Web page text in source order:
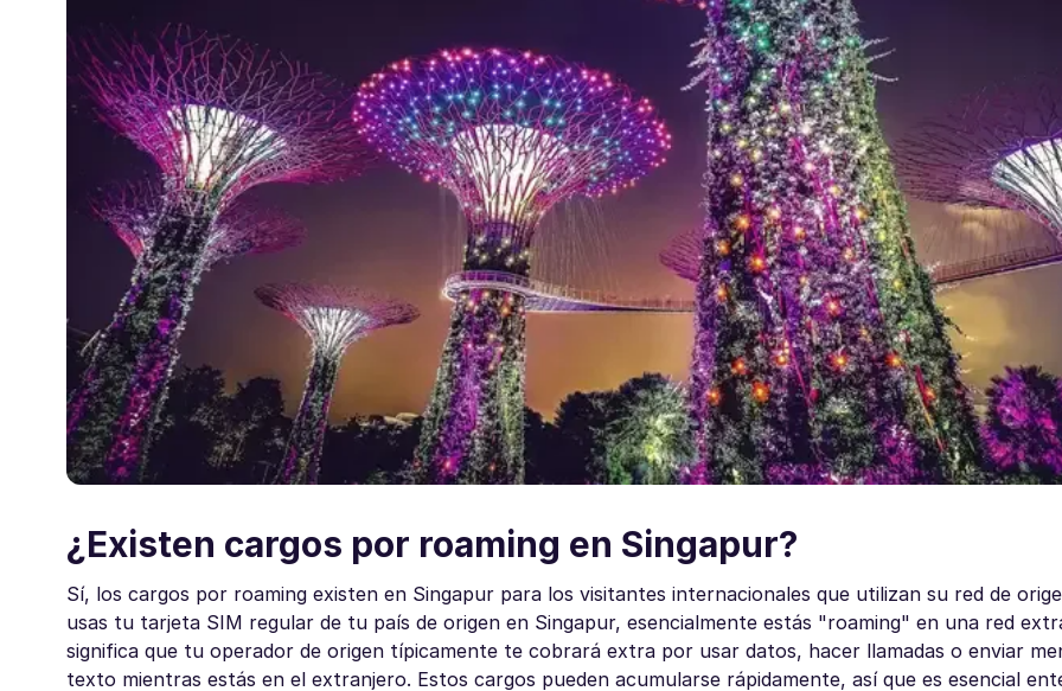
¿Existen cargos por roaming en Singapur?
Sí, los cargos por roaming existen en Singapur para los visitantes internacionales que utilizan su red de
usas tu tarjeta SIM regular de tu país de origen en Singapur, esencialmente estás "roaming" en una red
significa que tu operador de origen típicamente te cobrará extra por usar datos, hacer llamadas o enviar
texto mientras estás en el extranjero. Estos cargos pueden acumularse rápidamente, así que es esencial